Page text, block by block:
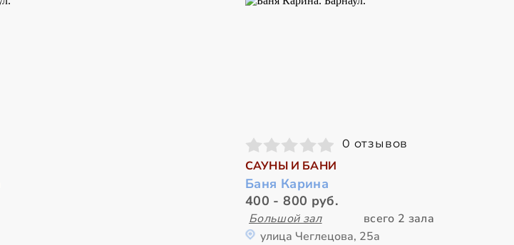
0 отзывов
САУНЫ И БАНИ
Баня Карина
400 - 800 руб.
Большой зал
всего 2 зала
улица Чеглецова, 25а